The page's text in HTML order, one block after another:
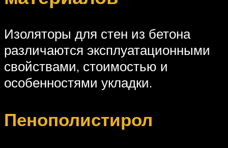
Изоляторы для стен из бетона
различаются эксплуатационными
свойствами, стоимостью и
особенностями укладки.
Пенополистирол